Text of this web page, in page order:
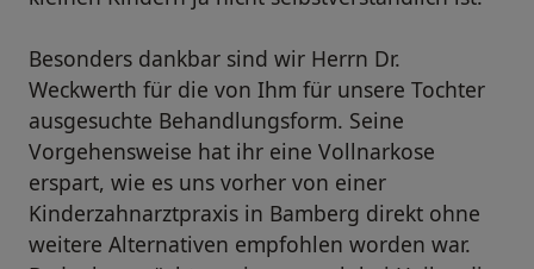
Besonders dankbar sind wir Herrn Dr.
Weckwerth für die von Ihm für unsere Tochter
ausgesuchte Behandlungsform. Seine
Vorgehensweise hat ihr eine Vollnarkose
erspart, wie es uns vorher von einer
Kinderzahnarztpraxis in Bamberg direkt ohne
weitere Alternativen empfohlen worden war.